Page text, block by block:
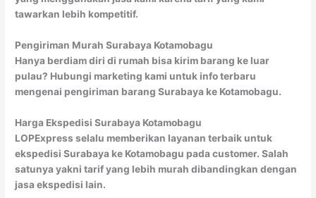
tawarkan lebih kompetitif.
Pengiriman Murah Surabaya Kotamobagu
Hanya berdiam diri di rumah bisa kirim barang ke luar
pulau? Hubungi marketing kami untuk info terbaru
mengenai pengiriman barang Surabaya ke Kotamobagu.
Harga Ekspedisi Surabaya Kotamobagu
LOPExpress selalu memberikan layanan terbaik untuk
ekspedisi Surabaya ke Kotamobagu pada customer. Salah
satunya yakni tarif yang lebih murah dibandingkan dengan
jasa ekspedisi lain.